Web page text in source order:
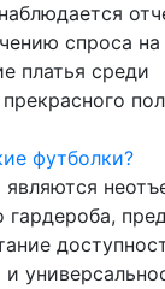
спроса на
платья среди
футболки?